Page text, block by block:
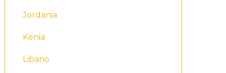
Jordania
Kenia
Libano